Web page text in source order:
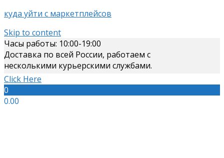
куда уйти с маркетплейсов
Skip to content
Часы работы: 10:00-19:00
Доставка по всей России, работаем с
несколькими курьерскими службами.
Click Here
0
0.00